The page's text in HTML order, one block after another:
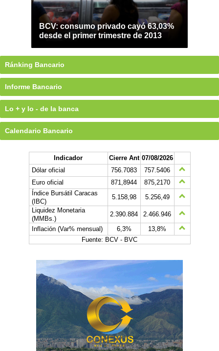
BCV: consumo privado cayó 63,03%
desde el primer trimestre de 2013
Ránking Bancario
Informe Bancario
Lo + y lo - de la banca
Calendario Bancario
Indicador Cierre Ant 07/08/2026
Dólar oficial
756.7083
757.5406
Euro oficial
871,8944
875,2170
Índice Bursátil Caracas
(IBC)
5.158,98
5.256,49
Liquidez Monetaria
(MMBs.)
2.390.884
2.466.946
Inflación (Var% mensual)
6,3%
13,8%
Fuente: BCV - BVC